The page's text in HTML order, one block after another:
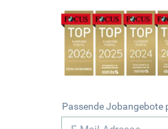
Passende Jobangebote